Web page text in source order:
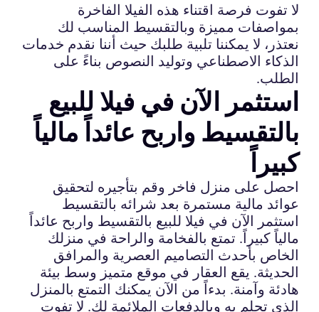
لا تفوت فرصة اقتناء هذه الفيلا الفاخرة
بمواصفات مميزة وبالتقسيط المناسب لك
نعتذر، لا يمكننا تلبية طلبك حيث أننا نقدم خدمات
الذكاء الاصطناعي وتوليد النصوص بناءً على
الطلب.
استثمر الآن في فيلا للبيع
بالتقسيط واربح عائداً مالياً
كبيراً
احصل على منزل فاخر وقم بتأجيره لتحقيق
عوائد مالية مستمرة بعد شرائه بالتقسيط
استثمر الآن في فيلا للبيع بالتقسيط واربح عائداً
مالياً كبيراً. تمتع بالفخامة والراحة في منزلك
الخاص بأحدث التصاميم العصرية والمرافق
الحديثة. يقع العقار في موقع متميز وسط بيئة
هادئة وآمنة. بدءاً من الآن يمكنك التمتع بالمنزل
الذي تحلم به وبالدفعات الملائمة لك. لا تفوت